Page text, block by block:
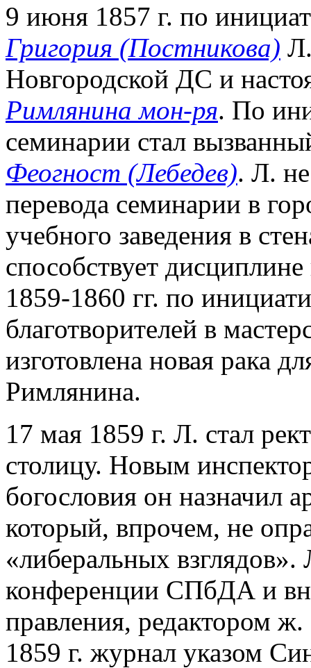
9 июня 1857 г. по
Григория (Постникова)
Новгородской ДС и
Римлянина мон-ря. По
семинарии стал
Феогност (Лебедев). Л.
перевода семинарии в
учебного заведения в
способствует
1859-1860 гг. по
благотворителей в
изготовлена новая рака
Римлянина.
17 мая 1859 г. Л. стал
столицу. Новым
богословия он назначил
который, впрочем, не
«либеральных
конференции СПбДА и
правления, редактором
1859 г. журнал указом